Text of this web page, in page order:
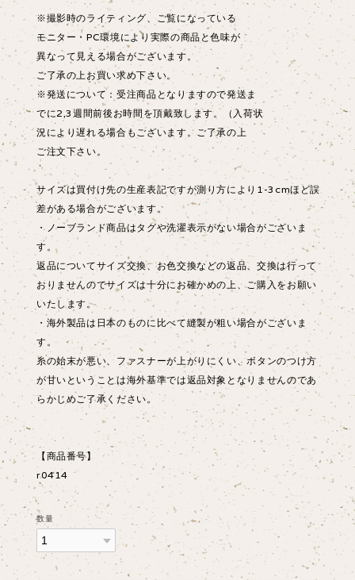
※撮影時のライティング、ご覧になっている
モニター・PC環境により実際の商品と色味が
異なって見える場合がございます。
ご了承の上お買い求め下さい。
※発送について：受注商品となりますので発送ま
でに2,3週間前後お時間を頂戴致します。（入荷状
況により遅れる場合もございます。ご了承の上
ご注文下さい。
サイズは買付け先の生産表記ですが測り方により1-3cmほど誤
差がある場合がございます。
・ノーブランド商品はタグや洗濯表示がない場合がございま
す。
返品についてサイズ交換、お色交換などの返品、交換は行って
おりませんのでサイズは十分にお確かめの上、ご購入をお願い
いたします。
・海外製品は日本のものに比べて縫製が粗い場合がございま
す。
糸の始末が悪い、ファスナーが上がりにくい、ボタンのつけ方
が甘いということは海外基準では返品対象となりませんのであ
らかじめご了承ください。
【商品番号】
r0414
数量